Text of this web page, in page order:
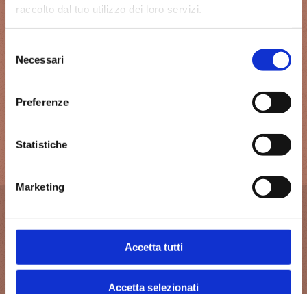
raccolto dal tuo utilizzo dei loro servizi.
delNecessari
Preferenze
Statistiche
Marketing
Accetta tutti
Accetta selezionati
Impianto VMC (Ventilazione Meccanica
Controllata) centralizzata
Prese USB alle pareti
Set brocca e bicchieri per acqua depurata a
Asciugacapelli
SERVIZI COMUNI
Frigorifero comune
Forno microonde